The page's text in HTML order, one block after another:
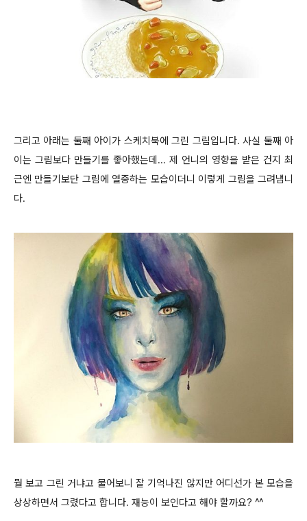
그리고 아래는 둘째 아이가 스케치북에 그린 그림입니다. 사실 둘째 아
이는 그림보다 만들기를 좋아했는데... 제 언니의 영향을 받은 건지 최
근엔 만들기보단 그림에 열중하는 모습이더니 이렇게 그림을 그려냅니
다.
뭘 보고 그린 거냐고 물어보니 잘 기억나진 않지만 어디선가 본 모습을
상상하면서 그렸다고 합니다. 재능이 보인다고 해야 할까요? ^^